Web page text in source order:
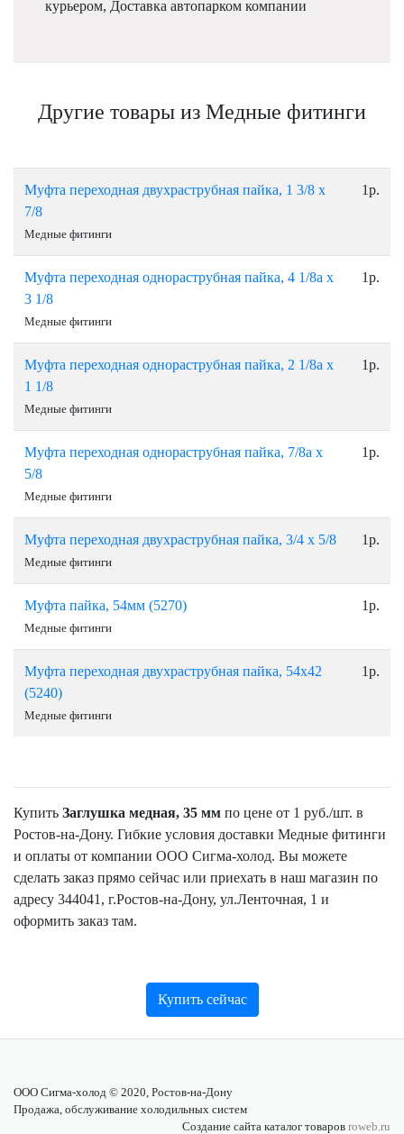
курьером, Доставка автопарком компании
Другие товары из Медные фитинги
Муфта переходная двухраструбная пайка, 1 3/8 х
7/8
Медные фитинги
1р.
Муфта переходная однораструбная пайка, 4 1/8а х
3 1/8
Медные фитинги
1р.
Муфта переходная однораструбная пайка, 2 1/8а х
1 1/8
Медные фитинги
1р.
Муфта переходная однораструбная пайка, 7/8а х
5/8
Медные фитинги
1р.
Муфта переходная двухраструбная пайка, 3/4 х 5/8
Медные фитинги
1р.
Муфта пайка, 54мм (5270)
Медные фитинги
1р.
Муфта переходная двухраструбная пайка, 54х42
(5240)
Медные фитинги
1р.
Купить Заглушка медная, 35 мм по цене от 1 руб./шт. в
Ростов-на-Дону. Гибкие условия доставки Медные фитинги
и оплаты от компании ООО Сигма-холод. Вы можете
сделать заказ прямо сейчас или приехать в наш магазин по
адресу 344041, г.Ростов-на-Дону, ул.Ленточная, 1 и
оформить заказ там.
Купить сейчас
ООО Сигма-холод © 2020, Ростов-на-Дону
Продажа, обслуживание холодильных систем
Создание сайта каталог товаров roweb.ru